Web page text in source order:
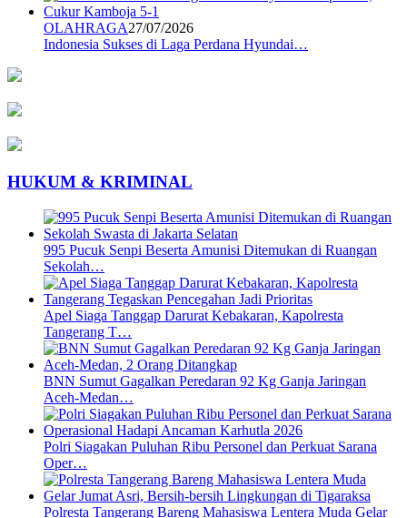
OLAHRAGA27/07/2026
Indonesia Sukses di Laga Perdana Hyundai…
HUKUM & KRIMINAL
995 Pucuk Senpi Beserta Amunisi Ditemukan di Ruangan
Sekolah…
Apel Siaga Tanggap Darurat Kebakaran, Kapolresta
Tangerang T…
BNN Sumut Gagalkan Peredaran 92 Kg Ganja Jaringan
Aceh-Medan…
Polri Siagakan Puluhan Ribu Personel dan Perkuat Sarana
Oper…
Polresta Tangerang Bareng Mahasiswa Lentera Muda Gelar